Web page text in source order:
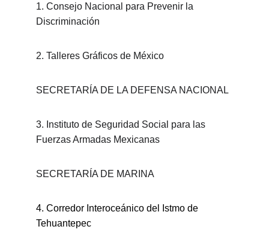
1. Consejo Nacional para Prevenir la
Discriminación
2. Talleres Gráficos de México
SECRETARÍA DE LA DEFENSA NACIONAL
3. Instituto de Seguridad Social para las
Fuerzas Armadas Mexicanas
SECRETARÍA DE MARINA
4. Corredor Interoceánico del Istmo de
Tehuantepec